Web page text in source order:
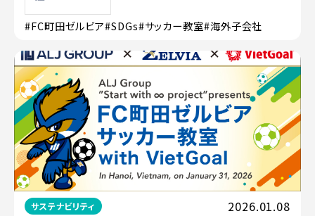
#FC町田ゼルビア#SDGs#サッカー教室#海外子会社
サステナビリティ 2026.01.08